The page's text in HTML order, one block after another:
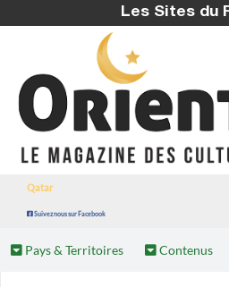
Les Sites du
Qatar
Suivez nous sur Facebook
Pays & Territoires Contenus